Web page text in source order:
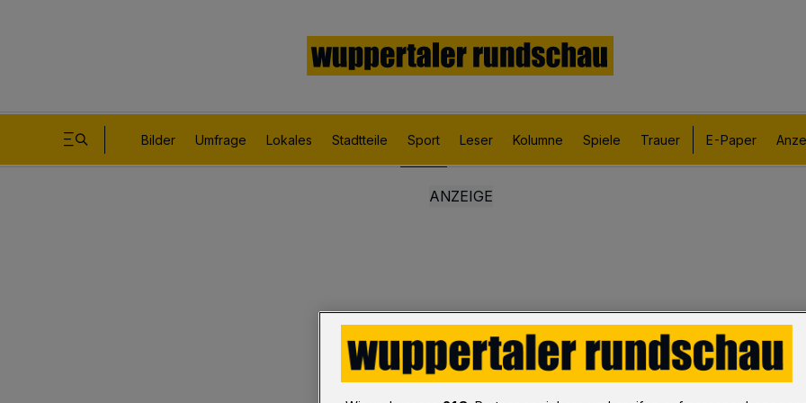
Bilder Umfrage Lokales Stadtteile Sport Leser Kolumne Spiele Trauer E-Paper